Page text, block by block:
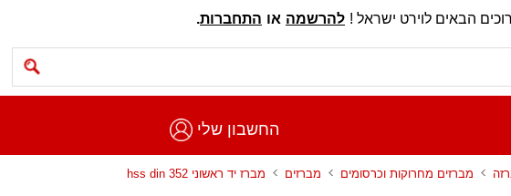
הבאים לוירט ישראל ! להרשמה או התחברות.
החשבון שלי
מברזים מחרוקות וכרסומים מברזים מברז יד ראשוני hss din 352